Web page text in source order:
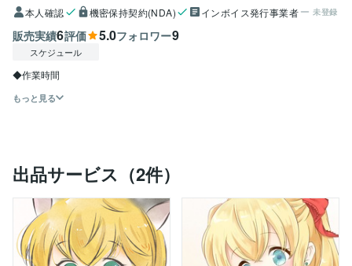
本人確認 機密保持契約(NDA) インボイス発行事業者 未登録
販売実績6評価 5.0フォロワー9
スケジュール
もっと見る
出品サービス（2件）